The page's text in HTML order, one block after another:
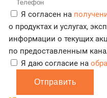
Я согласен на
о продуктах и услугах,
информации о текущих
по предоставленным
Я даю согласие на
Отправить